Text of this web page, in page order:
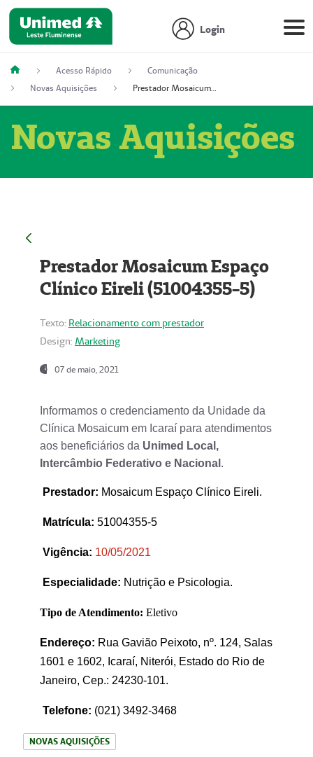
Login
Acesso Rápido
Comunicação
Novas Aquisições
Prestador Mosaicum Espaço Clínico Eireli (51004355-5)
Novas Aquisições
Prestador Mosaicum Espaço
Clínico Eireli (51004355-5)
Texto: Relacionamento com prestador
Design: Marketing
07 de maio, 2021
Informamos o credenciamento da Unidade da
Clínica Mosaicum em Icaraí para atendimentos
aos beneficiários da Unimed Local,
Intercâmbio Federativo e Nacional .
Prestador: Mosaicum Espaço Clínico Eireli.
Matrícula: 51004355-5
Vigência: 10/05/2021
Especialidade: Nutrição e Psicologia.
Tipo de Atendimento: Eletivo
Endereço: Rua Gavião Peixoto, nº. 124, Salas
1601 e 1602, Icaraí, Niterói, Estado do Rio de
Janeiro, Cep.: 24230-101.
Telefone: (021) 3492-3468
NOVAS AQUISIÇÕES